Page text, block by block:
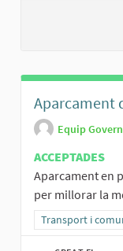
Aparcament
Equip
ACCEPTADES
Aparcament en
per millorar la
Resultats al
Transport i